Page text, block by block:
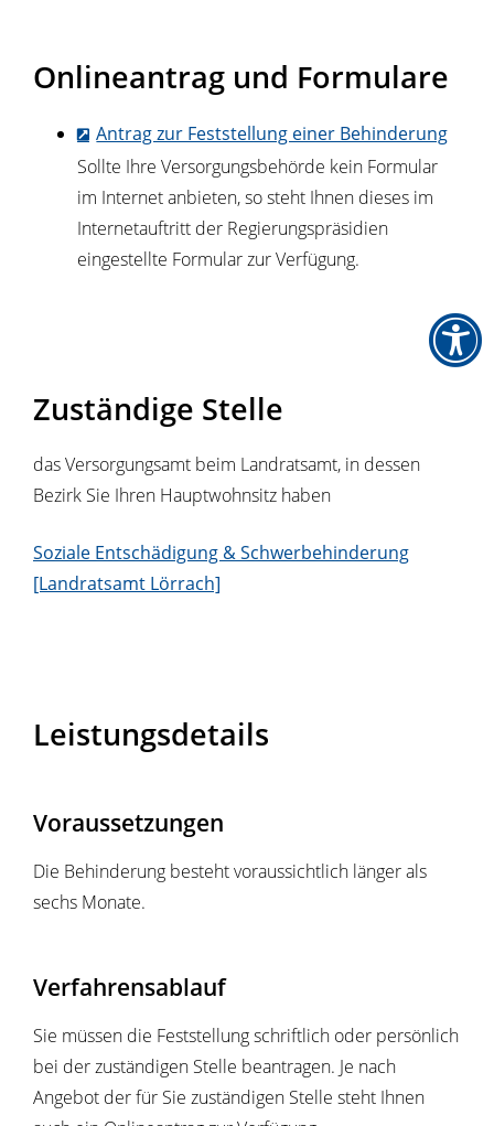
Onlineantrag und Formulare
Antrag zur Feststellung einer Behinderung
Sollte Ihre Versorgungsbehörde kein Formular
im Internet anbieten, so steht Ihnen dieses im
Internetauftritt der Regierungspräsidien
eingestellte Formular zur Verfügung.
Zuständige Stelle
das Versorgungsamt beim Landratsamt, in dessen
Bezirk Sie Ihren Hauptwohnsitz haben
Soziale Entschädigung & Schwerbehinderung
[Landratsamt Lörrach]
Leistungsdetails
Voraussetzungen
Die Behinderung besteht voraussichtlich länger als
sechs Monate.
Verfahrensablauf
Sie müssen die Feststellung schriftlich oder persönlich
bei der zuständigen Stelle beantragen. Je nach
Angebot der für Sie zuständigen Stelle steht Ihnen